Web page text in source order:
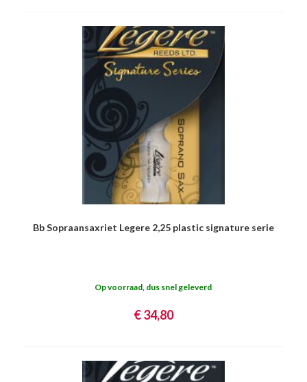
Bb Sopraansaxriet Legere 2,25 plastic signature serie
Op voorraad, dus snel geleverd
€ 34,80